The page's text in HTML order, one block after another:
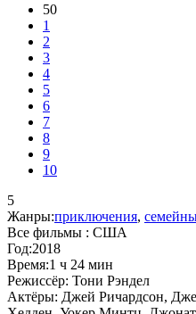
50
1
2
3
4
5
6
7
8
9
10
5
Жанры:приключения,
Все фильмы : США
Год:2018
Время:1 ч 24 мин
Режиссёр: Тони Рэндел
Актёры: Джей Ричардсон,